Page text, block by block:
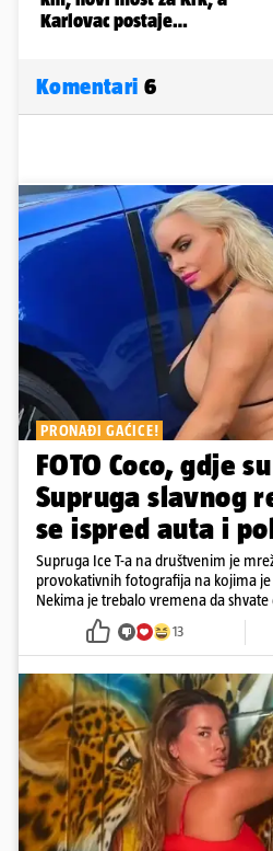
Komentari 6
PRONAĐI GAĆICE!
FOTO Coco, gdje
Supruga slavnog
se ispred auta i
Supruga Ice T-a na društvenim je
provokativnih fotografija na kojima je
Nekima je trebalo vremena da
13